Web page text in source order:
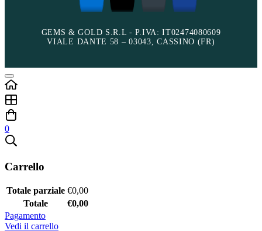
GEMS & GOLD S.R.L - P.IVA: IT02474080609
VIALE DANTE 58 – 03043, CASSINO (FR)
0
Carrello
Totale parziale €0,00
Totale
€0,00
Pagamento
Vedi il carrello